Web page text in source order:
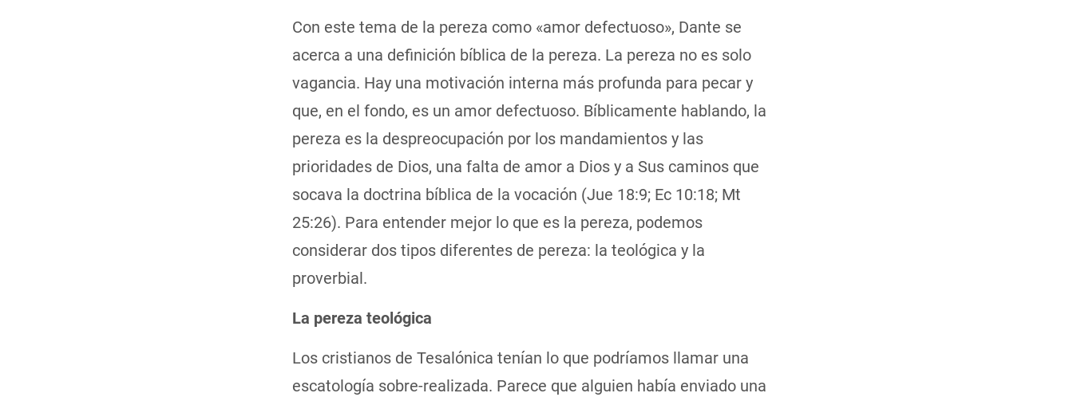
Con este tema de la pereza como «amor defectuoso», Dante se
acerca a una definición bíblica de la pereza. La pereza no es solo
vagancia. Hay una motivación interna más profunda para pecar y
que, en el fondo, es un amor defectuoso. Bíblicamente hablando, la
pereza es la despreocupación por los mandamientos y las
prioridades de Dios, una falta de amor a Dios y a Sus caminos que
socava la doctrina bíblica de la vocación (Jue 18:9; Ec 10:18; Mt
25:26). Para entender mejor lo que es la pereza, podemos
considerar dos tipos diferentes de pereza: la teológica y la
proverbial.
La pereza teológica
Los cristianos de Tesalónica tenían lo que podríamos llamar una
escatología sobre-realizada. Parece que alguien había enviado una